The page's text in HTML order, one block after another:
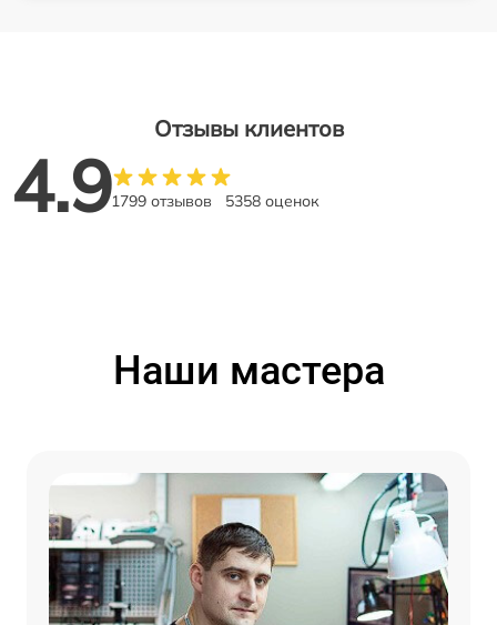
Отзывы клиентов
4.91799 отзывов 5358 оценок
Наши мастера